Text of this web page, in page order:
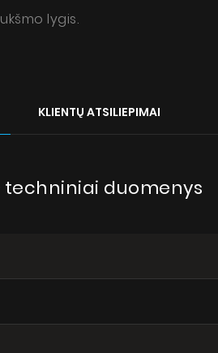
lygis.
KLIENTŲ ATSILIEPIMAI
techniniai duomenys